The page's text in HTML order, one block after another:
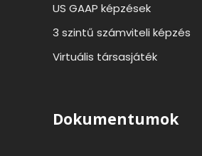
US GAAP képzések
3 szintű számviteli képzés
Virtuális társasjáték
Dokumentumok